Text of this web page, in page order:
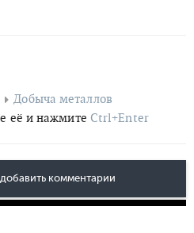
Добыча металлов
её и нажмите Ctrl+Enter
комментарии